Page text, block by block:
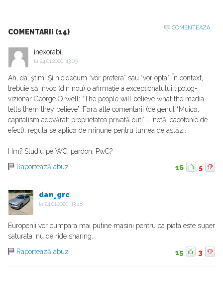
COMENTARII (14)
COMENTEAZA
inexorabil
la 24.01.2020, 13:09
Ah, da, ştim! Şi nicidecum “vor prefera” sau “vor opta”. În context,
trebuie să invoc (din nou) o afirmaţie a excepţionalului tipolog-
vizionar George Orwell: “The people will believe what the media
tells them they believe”…Fără alte comentarii (de genul “Muică,
capitalism adevărat: proprietatea privată out!” – notă: cacofonie de
efect), regula se aplică de minune pentru lumea de astăzi.
Hm? Studiu pe WC, pardon, PwC?
Raportează abuz
16 5
dan_grc
la 24.01.2020, 13:48
Europenii vor cumpara mai putine masini pentru ca piata este super
saturata, nu de ride sharing.
Raportează abuz
15 3